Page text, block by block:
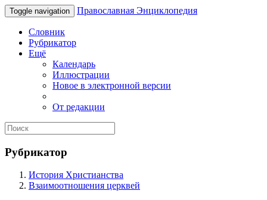
Toggle navigation Православная Энциклопедия
Словник
Рубрикатор
Ещё
Календарь
Иллюстрации
Новое в электронной версии
От редакции
Рубрикатор
История Христианства
Взаимоотношения церквей